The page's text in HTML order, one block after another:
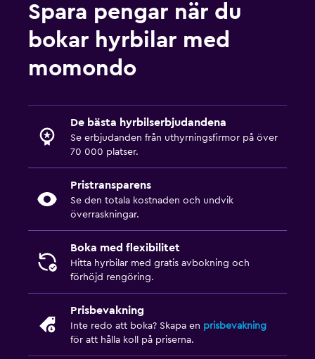
Spara pengar när du
bokar hyrbilar med
momondo
De bästa hyrbilserbjudandena
Se erbjudanden från uthyrningsfirmor på över
70 000 platser.
Pristransparens
Se den totala kostnaden och undvik
överraskningar.
Boka med flexibilitet
Hitta hyrbilar med gratis avbokning och
förhöjd rengöring.
Prisbevakning
Inte redo att boka? Skapa en prisbevakning
för att hålla koll på priserna.